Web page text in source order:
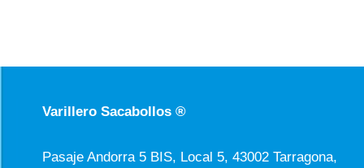
Varillero Sacabollos ®
Pasaje Andorra 5 BIS, Local 5, 43002 Tarragona,